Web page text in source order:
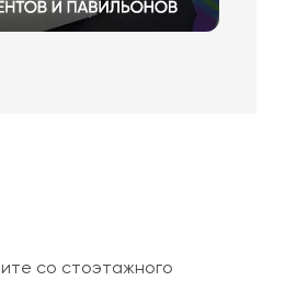
со стоэтажного